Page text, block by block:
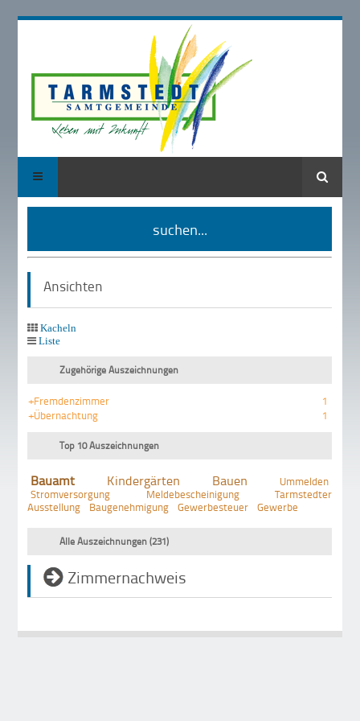
Suche
suchen...
Ansichten
Kacheln
Liste
Zugehörige Auszeichnungen
+Fremdenzimmer
1
+Übernachtung
1
Top 10 Auszeichnungen
Bauamt Kindergärten Bauen
Ummelden
Stromversorgung
Meldebescheinigung
Tarmstedter
Ausstellung
Baugenehmigung Gewerbesteuer Gewerbe
Alle Auszeichnungen (231)
Zimmernachweis